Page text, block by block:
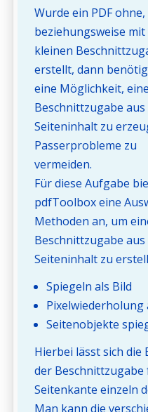
Wurde ein PDF ohne,
beziehungsweise
kleinen
erstellt, dann
eine Möglichkeit, eine
Beschnittzugabe aus
Seiteninhalt zu
Passerprobleme zu
vermeiden.
Für diese Aufgabe
pdfToolbox eine
Methoden an, um
Beschnittzugabe aus
Seiteninhalt zu
Spiegeln als Bild
Pixelwiederholung
Seitenobjekte
Hierbei lässt sich die
der Beschnittzugabe
Seitenkante einzeln
Man kann die